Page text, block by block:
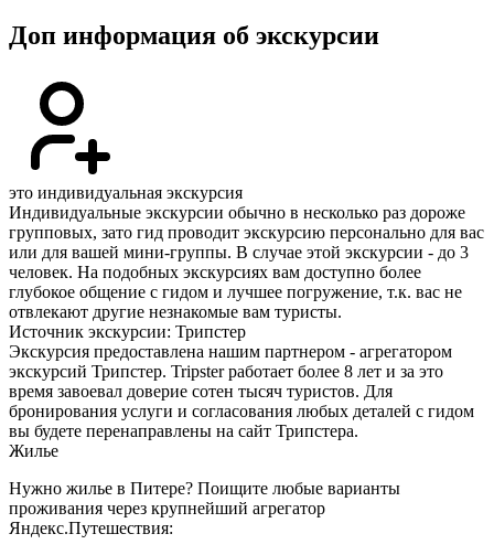
Доп информация об экскурсии
это индивидуальная экскурсия
Индивидуальные экскурсии обычно в несколько раз дороже
групповых, зато гид проводит экскурсию персонально для вас
или для вашей мини-группы. В случае этой экскурсии - до 3
человек. На подобных экскурсиях вам доступно более
глубокое общение с гидом и лучшее погружение, т.к. вас не
отвлекают другие незнакомые вам туристы.
Источник экскурсии: Трипстер
Экскурсия предоставлена нашим партнером - агрегатором
экскурсий Трипстер. Tripster работает более 8 лет и за это
время завоевал доверие сотен тысяч туристов. Для
бронирования услуги и согласования любых деталей с гидом
вы будете перенаправлены на сайт Трипстера.
Жилье
Нужно жилье в Питере? Поищите любые варианты
проживания через крупнейший агрегатор
Яндекс.Путешествия: